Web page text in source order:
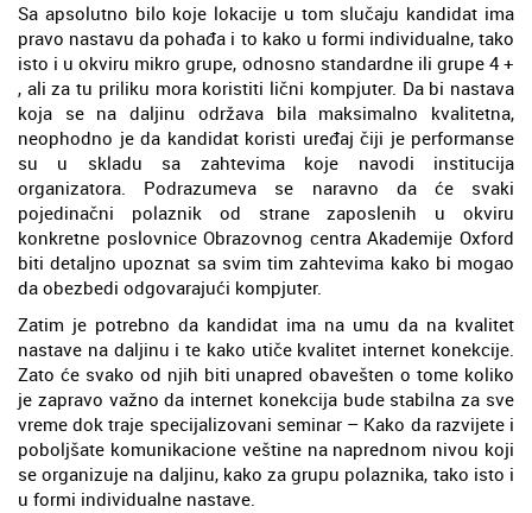
Sa apsolutno bilo koje lokacije u tom slučaju kandidat ima
pravo nastavu da pohađa i to kako u formi individualne, tako
isto i u okviru mikro grupe, odnosno standardne ili grupe 4 +
, ali za tu priliku mora koristiti lični kompjuter. Da bi nastava
koja se na daljinu održava bila maksimalno kvalitetna,
neophodno je da kandidat koristi uređaj čiji je performanse
su u skladu sa zahtevima koje navodi institucija
organizatora. Podrazumeva se naravno da će svaki
pojedinačni polaznik od strane zaposlenih u okviru
konkretne poslovnice Obrazovnog centra Akademije Oxford
biti detaljno upoznat sa svim tim zahtevima kako bi mogao
da obezbedi odgovarajući kompjuter.
Zatim je potrebno da kandidat ima na umu da na kvalitet
nastave na daljinu i te kako utiče kvalitet internet konekcije.
Zato će svako od njih biti unapred obavešten o tome koliko
je zapravo važno da internet konekcija bude stabilna za sve
vreme dok traje specijalizovani seminar – Kako da razvijete i
poboljšate komunikacione veštine na naprednom nivou koji
se organizuje na daljinu, kako za grupu polaznika, tako isto i
u formi individualne nastave.